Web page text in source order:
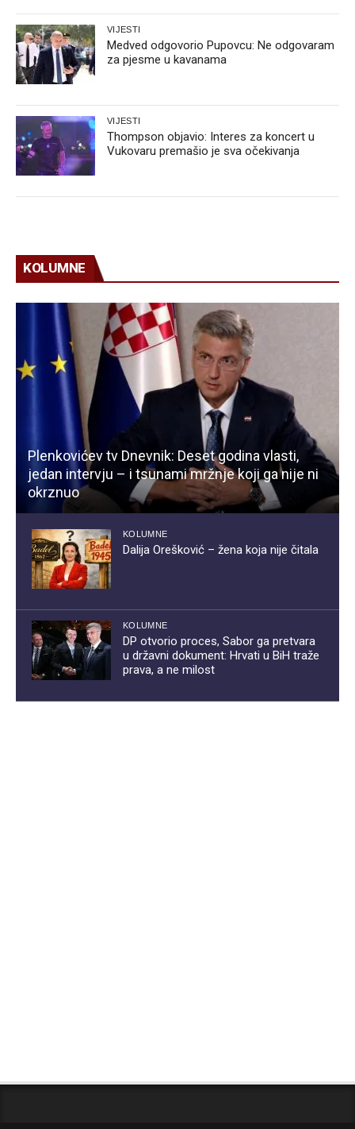
VIJESTI
Medved odgovorio Pupovcu: Ne odgovaram
za pjesme u kavanama
VIJESTI
Thompson objavio: Interes za koncert u
Vukovaru premašio je sva očekivanja
KOLUMNE
Plenkovićev tv Dnevnik: Deset godina vlasti,
jedan intervju – i tsunami mržnje koji ga nije ni
okrznuo
KOLUMNE
Dalija Orešković – žena koja nije čitala
KOLUMNE
DP otvorio proces, Sabor ga pretvara
u državni dokument: Hrvati u BiH traže
prava, a ne milost